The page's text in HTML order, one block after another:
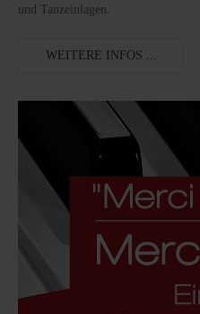
und Tanzeinlagen.
WEITERE INFOS ...